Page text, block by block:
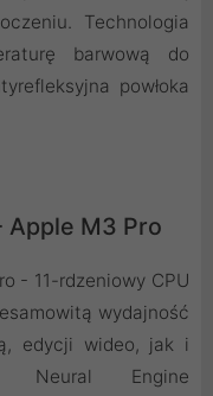
Technologia
barwową do
powłoka
M3 Pro
- 11-rdzeniowy CPU
wydajność
edycji wideo, jak i
Neural Engine